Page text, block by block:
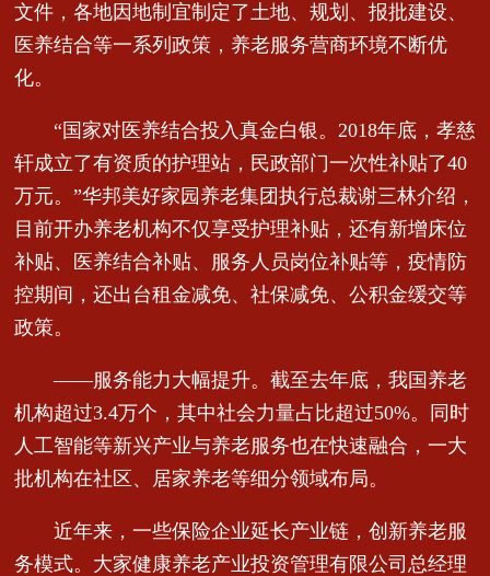
文件，各地因地制宜制定了土地、规划、报批建设、
医养结合等一系列政策，养老服务营商环境不断优
化。
“国家对医养结合投入真金白银。2018年底，孝慈
轩成立了有资质的护理站，民政部门一次性补贴了40
万元。”华邦美好家园养老集团执行总裁谢三林介绍，
目前开办养老机构不仅享受护理补贴，还有新增床位
补贴、医养结合补贴、服务人员岗位补贴等，疫情防
控期间，还出台租金减免、社保减免、公积金缓交等
政策。
——服务能力大幅提升。截至去年底，我国养老
机构超过3.4万个，其中社会力量占比超过50%。同时
人工智能等新兴产业与养老服务也在快速融合，一大
批机构在社区、居家养老等细分领域布局。
近年来，一些保险企业延长产业链，创新养老服
务模式。大家健康养老产业投资管理有限公司总经理